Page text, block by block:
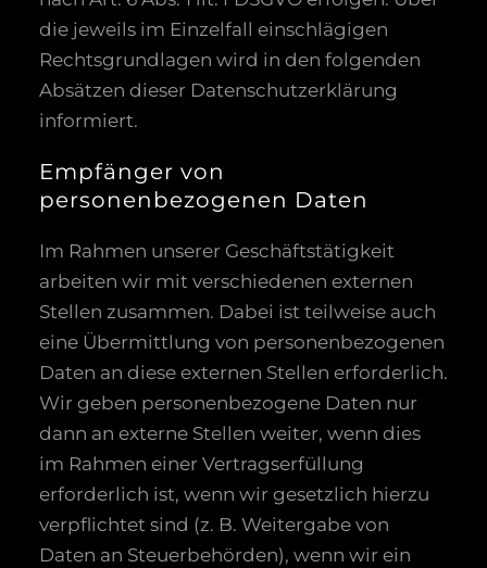
die jeweils im Einzelfall einschlägigen
Rechtsgrundlagen wird in den folgenden
Absätzen dieser Datenschutzerklärung
informiert.
Empfänger von
personenbezogenen Daten
Im Rahmen unserer Geschäftstätigkeit
arbeiten wir mit verschiedenen externen
Stellen zusammen. Dabei ist teilweise auch
eine Übermittlung von personenbezogenen
Daten an diese externen Stellen erforderlich.
Wir geben personenbezogene Daten nur
dann an externe Stellen weiter, wenn dies
im Rahmen einer Vertragserfüllung
erforderlich ist, wenn wir gesetzlich hierzu
verpflichtet sind (z. B. Weitergabe von
Daten an Steuerbehörden), wenn wir ein